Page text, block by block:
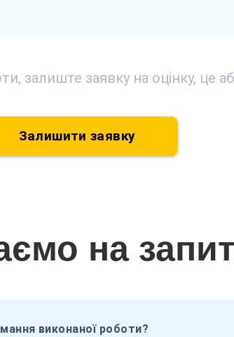
залиште заявку на оцінку, це
Залишити заявку
на
виконаної роботи?